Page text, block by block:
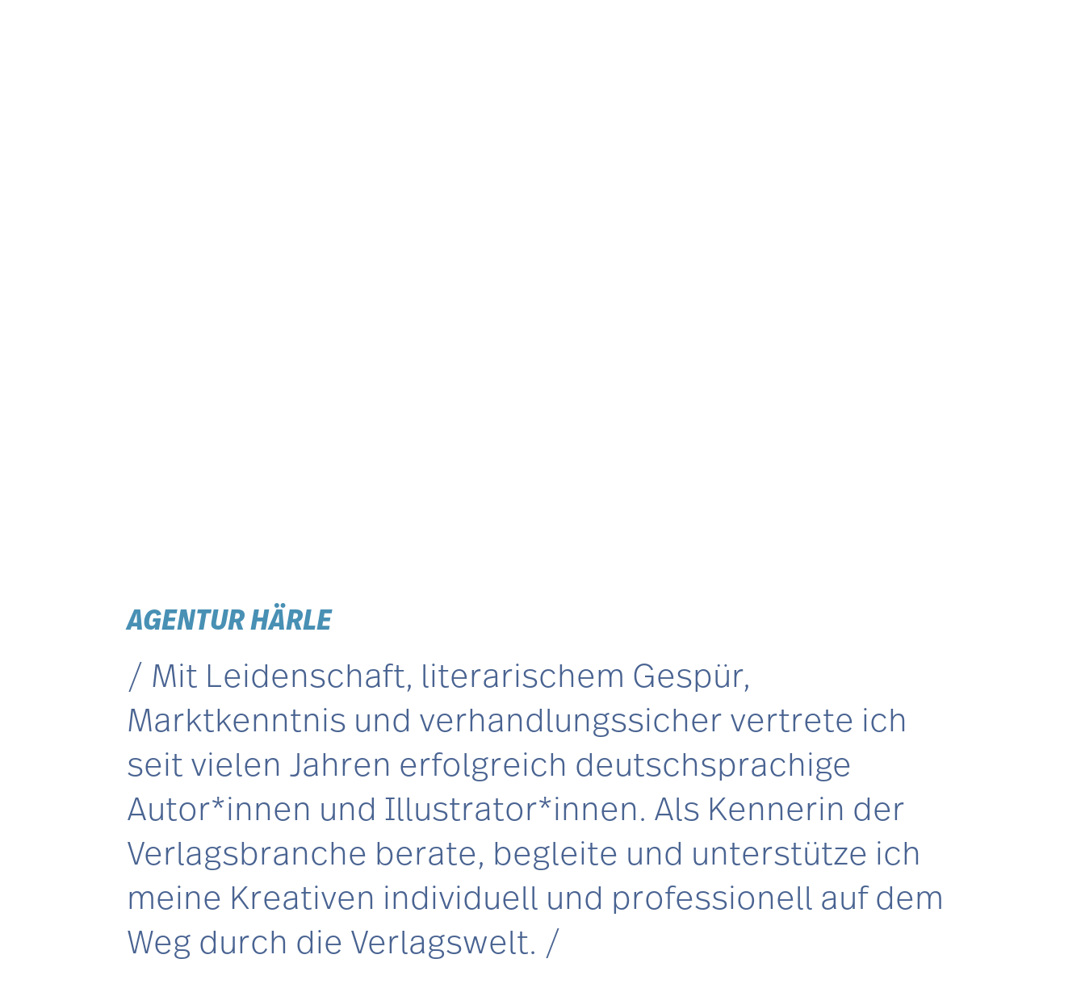
AGENTUR HÄRLE
Mit Leidenschaft, literarischem Gespür,
Marktkenntnis und verhandlungssicher vertrete ich
seit vielen Jahren erfolgreich deutschsprachige
Autor*innen und Illustrator*innen. Als Kennerin der
Verlagsbranche berate, begleite und unterstütze ich
meine Kreativen individuell und professionell auf dem
Weg durch die Verlagswelt.